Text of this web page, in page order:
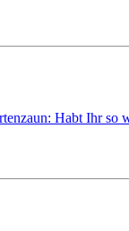
Habt Ihr so